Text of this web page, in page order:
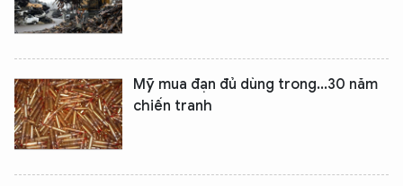
Mỹ mua đạn đủ dùng trong...30 năm
chiến tranh